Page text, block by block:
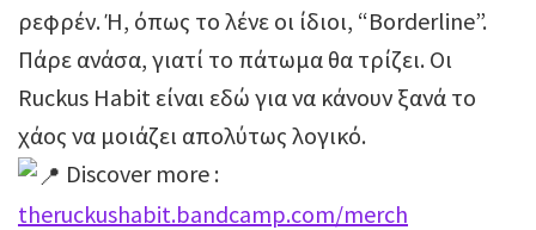
ρεφρέν. Ή, όπως το λένε οι ίδιοι, “Borderline”.
Πάρε ανάσα, γιατί το πάτωμα θα τρίζει. Οι
Ruckus Habit είναι εδώ για να κάνουν ξανά το
χάος να μοιάζει απολύτως λογικό.
Discover more :
theruckushabit.bandcamp.com/merch